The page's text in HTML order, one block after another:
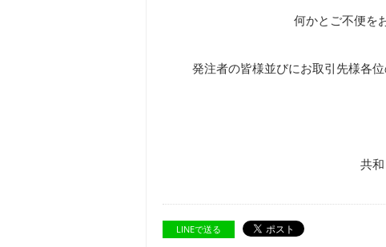
何かとご不便を
発注者の皆様並びにお取引先様各
共
LINEで送る